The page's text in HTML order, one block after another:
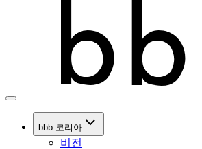
bbb 코리아
비전